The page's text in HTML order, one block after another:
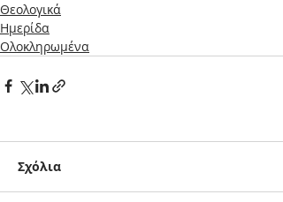
Θεολογικά
Ημερίδα
Ολοκληρωμένα
Σχόλια